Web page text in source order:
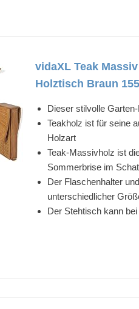
vidaXL Teak
Holztisch Braun
Dieser stilvolle
Teakholz ist für seine
Holzart
Teak-Massivholz ist
Sommerbrise im
Der Flaschenhalter
unterschiedlicher
Der Stehtisch kann